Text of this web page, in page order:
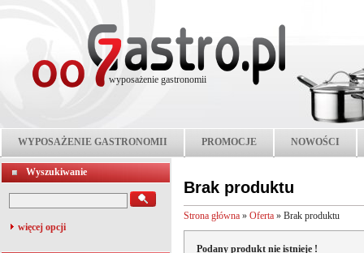
wyposażenie gastronomii
WYPOSAŻENIE GASTRONOMII PROMOCJE NOWOŚCI
Wyszukiwanie
więcej opcji
Brak produktu
Strona główna » Oferta » Brak produktu
Podany produkt nie istnieje !